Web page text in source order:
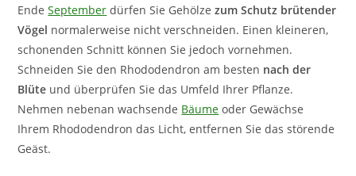
EndeSeptember dürfen Sie Gehölzezum Schutz brütender
Vögel normalerweise nicht verschneiden. Einen kleineren,
schonenden Schnitt können Sie jedoch vornehmen.
Schneiden Sie den Rhododendron am besten nach der
Blüte und überprüfen Sie das Umfeld Ihrer Pflanze.
Nehmen nebenan wachsende Bäume oder Gewächse
Ihrem Rhododendron das Licht, entfernen Sie das störende
Geäst.